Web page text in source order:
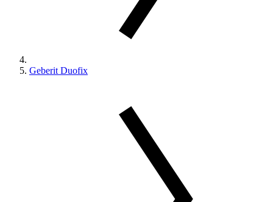
Geberit Duofix